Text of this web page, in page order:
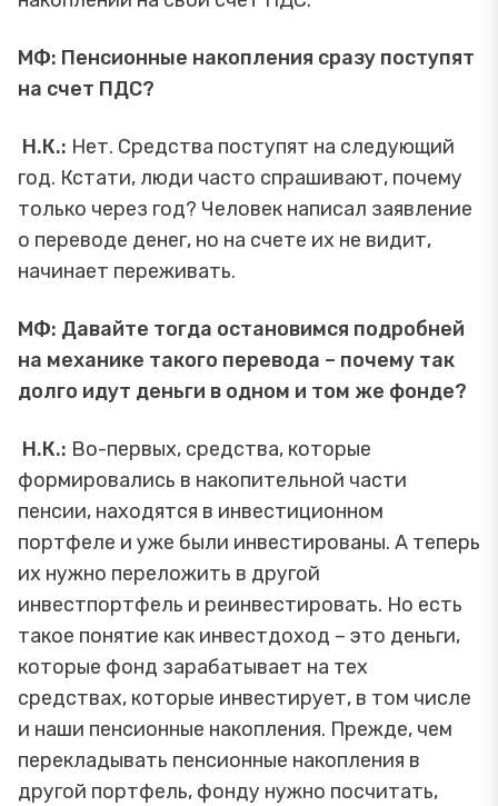
МФ: Пенсионные накопления сразу поступят
на счет ПДС?
Н.К.: Нет. Средства поступят на следующий
год. Кстати, люди часто спрашивают, почему
только через год? Человек написал заявление
о переводе денег, но на счете их не видит,
начинает переживать.
МФ: Давайте тогда остановимся подробней
на механике такого перевода – почему так
долго идут деньги в одном и том же фонде?
Н.К.: Во-первых, средства, которые
формировались в накопительной части
пенсии, находятся в инвестиционном
портфеле и уже были инвестированы. А теперь
их нужно переложить в другой
инвестпортфель и реинвестировать. Но есть
такое понятие как инвестдоход – это деньги,
которые фонд зарабатывает на тех
средствах, которые инвестирует, в том числе
и наши пенсионные накопления. Прежде, чем
перекладывать пенсионные накопления в
другой портфель, фонду нужно посчитать,